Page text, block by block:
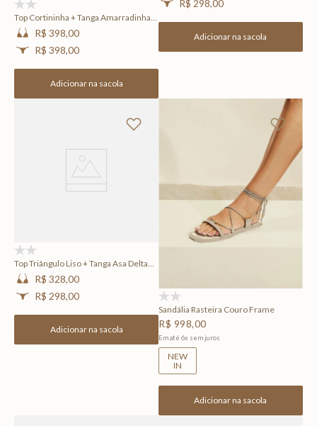
Top Cortininha + Tanga Amarradinha
Lisa Frame
R$ 398,00
R$ 398,00
Adicionar na sacola
R$ 298,00
Adicionar na sacola
Top Triângulo Liso + Tanga Asa Delta
Lisa Frame
R$ 328,00
R$ 298,00
Adicionar na sacola
Sandália Rasteira Couro Frame
R$ 998,00
Em até 6x sem juros
NEW
IN
Adicionar na sacola